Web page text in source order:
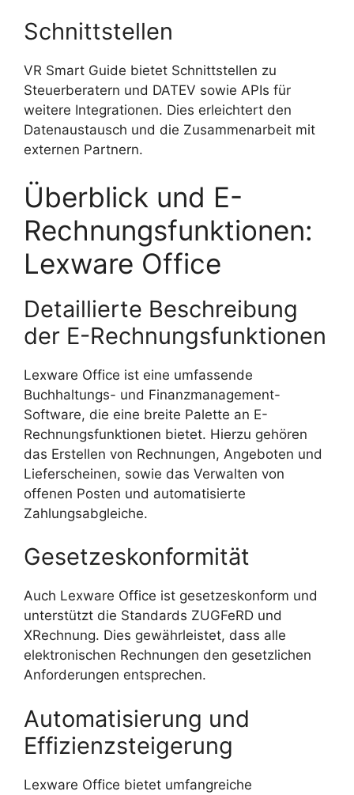
Schnittstellen
VR Smart Guide bietet Schnittstellen zu
Steuerberatern und DATEV sowie APIs für
weitere Integrationen. Dies erleichtert den
Datenaustausch und die Zusammenarbeit mit
externen Partnern.
Überblick und E-
Rechnungsfunktionen:
Lexware Office
Detaillierte Beschreibung
der E-Rechnungsfunktionen
Lexware Office ist eine umfassende
Buchhaltungs- und Finanzmanagement-
Software, die eine breite Palette an E-
Rechnungsfunktionen bietet. Hierzu gehören
das Erstellen von Rechnungen, Angeboten und
Lieferscheinen, sowie das Verwalten von
offenen Posten und automatisierte
Zahlungsabgleiche.
Gesetzeskonformität
Auch Lexware Office ist gesetzeskonform und
unterstützt die Standards ZUGFeRD und
XRechnung. Dies gewährleistet, dass alle
elektronischen Rechnungen den gesetzlichen
Anforderungen entsprechen.
Automatisierung und
Effizienzsteigerung
Lexware Office bietet umfangreiche